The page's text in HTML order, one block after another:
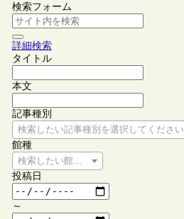
検索フォーム
詳細検索
タイトル
本文
記事種別
検索したい記事種別を選択してください
館種
検索したい館種を選択してください
投稿日
～